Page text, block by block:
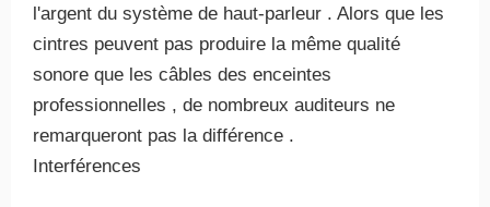
l'argent du système de haut-parleur . Alors que les
cintres peuvent pas produire la même qualité
sonore que les câbles des enceintes
professionnelles , de nombreux auditeurs ne
remarqueront pas la différence .
Interférences